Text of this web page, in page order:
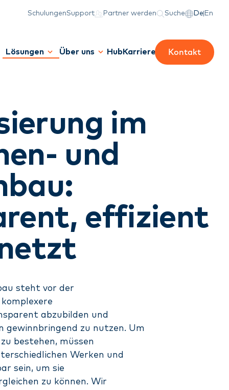
SchulungenSupport Partner werden Suche De En
Lösungen Über uns Hub Karriere Kontakt
im
und
effizient
steht vor der
abzubilden und
gewinnbringend zu nutzen. Um
bestehen, müssen
Werken und
sein, um sie
zu können. Wir